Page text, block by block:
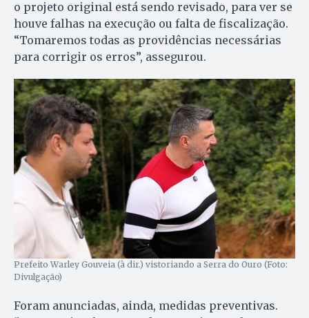
o projeto original está sendo revisado, para ver se
houve falhas na execução ou falta de fiscalização.
“Tomaremos todas as providências necessárias
para corrigir os erros”, assegurou.
Prefeito Warley Gouveia (à dir.) vistoriando a Serra do Ouro (Foto:
Divulgação)
Foram anunciadas, ainda, medidas preventivas.